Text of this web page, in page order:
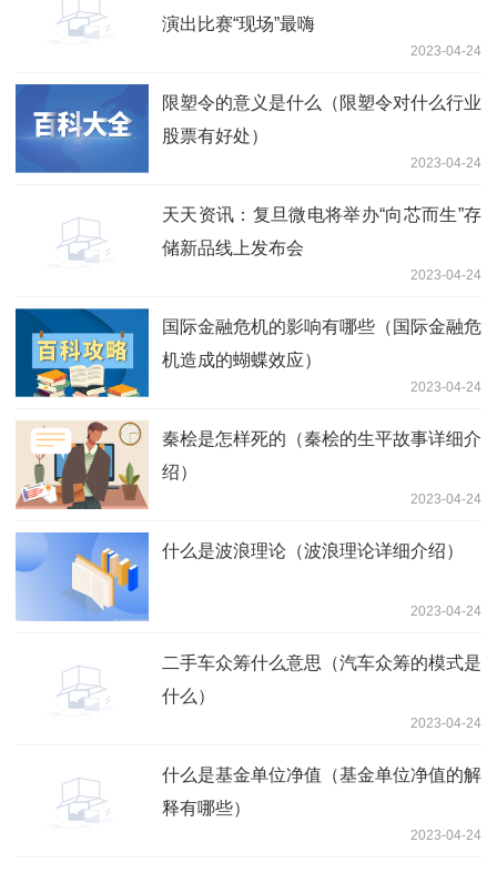
演出比赛“现场”最嗨
2023-04-24
限塑令的意义是什么（限塑令对什么行业
股票有好处）
2023-04-24
天天资讯：复旦微电将举办“向芯而生”存
储新品线上发布会
2023-04-24
国际金融危机的影响有哪些（国际金融危
机造成的蝴蝶效应）
2023-04-24
秦桧是怎样死的（秦桧的生平故事详细介
绍）
2023-04-24
什么是波浪理论（波浪理论详细介绍）
2023-04-24
二手车众筹什么意思（汽车众筹的模式是
什么）
2023-04-24
什么是基金单位净值（基金单位净值的解
释有哪些）
2023-04-24